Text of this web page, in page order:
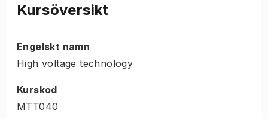
Kursöversikt
Engelskt namn
High voltage technology
Kurskod
MTT040